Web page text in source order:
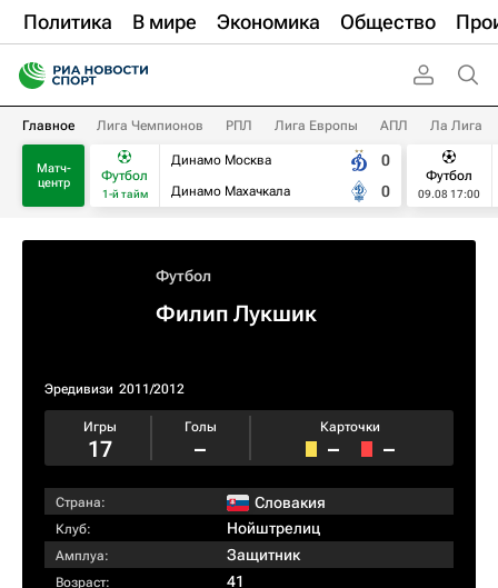
Политика В мире Экономика Общество
Главное Лига Чемпионов РПЛ Лига Европы АПЛ Ла Лига
Матч-
центр
Футбол
1-й тайм
Динамо Москва
Динамо Махачкала
0
0
Футбол
09.08 17:00
Футбол
Филип Лукшик
Эредивизи 2011/2012
Игры
17
Голы
–
Карточки
– –
Страна: Словакия
Клуб: Нойштрелиц
Амплуа: Защитник
Возраст: 41